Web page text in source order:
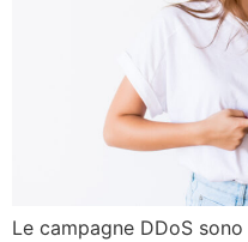
Le campagne DDoS